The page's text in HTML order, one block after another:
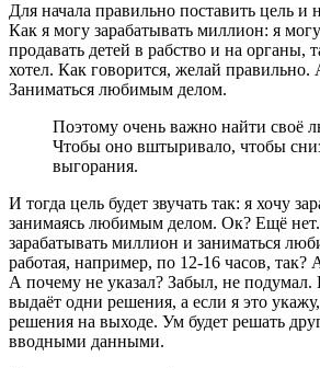
Для начала правильно поставить цель и
Как я могу зарабатывать миллион: я
продавать детей в рабство и на органы,
хотел. Как говорится, желай правильно.
Заниматься любимым делом.
Поэтому очень важно найти своё
Чтобы оно вштыривало, чтобы
выгорания.
И тогда цель будет звучать так: я хочу
занимаясь любимым делом. Ок? Ещё нет.
зарабатывать миллион и заниматься
работая, например, по 12-16 часов, так?
А почему не указал? Забыл, не подумал.
выдаёт одни решения, а если я это
решения на выходе. Ум будет решать
вводными данными.